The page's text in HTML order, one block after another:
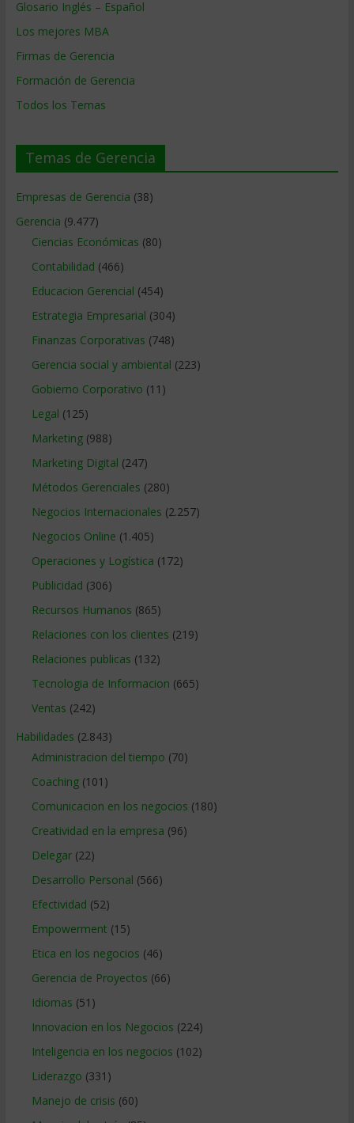
Glosario Inglés – Español
Los mejores MBA
Firmas de Gerencia
Formación de Gerencia
Todos los Temas
Temas de Gerencia
Empresas de Gerencia (38)
Gerencia (9.477)
Ciencias Económicas (80)
Contabilidad (466)
Educacion Gerencial (454)
Estrategia Empresarial (304)
Finanzas Corporativas (748)
Gerencia social y ambiental (223)
Gobierno Corporativo (11)
Legal (125)
Marketing(988)
Marketing Digital (247)
Métodos Gerenciales (280)
Negocios Internacionales (2.257)
Negocios Online (1.405)
Operaciones y Logística (172)
Publicidad (306)
Recursos Humanos (865)
Relaciones con los clientes (219)
Relaciones publicas (132)
Tecnologia de Informacion (665)
Ventas (242)
Habilidades (2.843)
Administracion del tiempo (70)
Coaching(101)
Comunicacion en los negocios (180)
Creatividad en la empresa (96)
Delegar(22)
Desarrollo Personal (566)
Efectividad (52)
Empowerment (15)
Etica en los negocios (46)
Gerencia de Proyectos (66)
Idiomas (51)
Innovacion en los Negocios (224)
Inteligencia en los negocios (102)
Liderazgo (331)
Manejo de crisis (60)